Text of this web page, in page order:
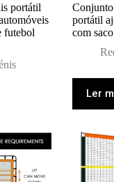
portátil
futebol
portátil
com
Ler